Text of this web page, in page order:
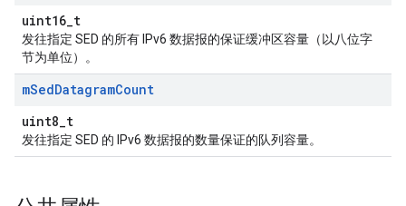
uint16_t
发往指定 SED 的所有 IPv6 数据报的保证缓冲区容量（以八位字
节为单位）。
mSedDatagramCount
uint8_t
发往指定 SED 的 IPv6 数据报的数量保证的队列容量。